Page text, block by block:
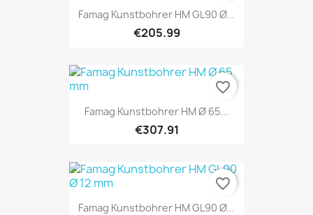
Famag Kunstbohrer HM GL90 Ø...
€205.99
Famag Kunstbohrer HM Ø 65...
€307.91
favorite_border
Famag Kunstbohrer HM GL90 Ø...
favorite_border